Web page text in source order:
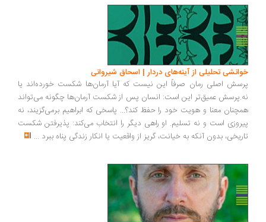
تحلیلی از آینه‌های دردار | اسحاق شیروانی
اصلی رمان صرفاً این نیست که آیا آرمان‌ها شکست خورده‌اند یا
عمیق‌تر این است: انسان پس از شکست آرمان‌ها چگونه می‌تواند
معنا و هویت خود را حفظ کند؟... پاسخی که ابراهیم برمی‌گزیند، نه
است و نه تسلیم. او راهی دیگر را انتخاب می‌کند: پذیرفتن شکست
بدون آنکه به خیانت، گریز از واقعیت یا انکار زندگی پناه ببرد...